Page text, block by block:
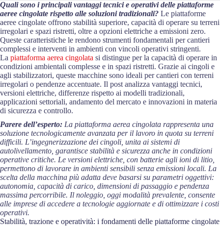
Quali sono i principali vantaggi tecnici e operativi delle piattaforme
aeree cingolate rispetto alle soluzioni tradizionali? Le piattaforme
aeree cingolate offrono stabilità superiore, capacità di operare su terreni
irregolari e spazi ristretti, oltre a opzioni elettriche a emissioni zero.
Queste caratteristiche le rendono strumenti fondamentali per cantieri
complessi e interventi in ambienti con vincoli operativi stringenti.
La piattaforma aerea cingolata si distingue per la capacità di operare in
condizioni ambientali complesse e in spazi ristretti. Grazie ai cingoli e
agli stabilizzatori, queste macchine sono ideali per cantieri con terreni
irregolari o pendenze accentuate. Il post analizza vantaggi tecnici,
versioni elettriche, differenze rispetto ai modelli tradizionali,
applicazioni settoriali, andamento del mercato e innovazioni in materia
di sicurezza e controllo.
Parere dell’esperto: La piattaforma aerea cingolata rappresenta una
soluzione tecnologicamente avanzata per il lavoro in quota su terreni
difficili. L’ingegnerizzazione dei cingoli, unita ai sistemi di
autolivellamento, garantisce stabilità e sicurezza anche in condizioni
operative critiche. Le versioni elettriche, con batterie agli ioni di litio,
permettono di lavorare in ambienti sensibili senza emissioni locali. La
scelta della macchina più adatta deve basarsi su parametri oggettivi:
autonomia, capacità di carico, dimensioni di passaggio e pendenza
massima percorribile. Il noleggio, oggi modalità prevalente, consente
alle imprese di accedere a tecnologie aggiornate e di ottimizzare i costi
operativi.
Stabilità, trazione e operatività: i fondamenti delle piattaforme cingolate